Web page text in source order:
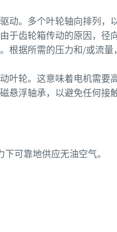
。多个叶轮轴向排列，
于齿轮箱传动的原因，径
根据所需的压力和/或流量
叶轮。这意味着电机需要
悬浮轴承，以避免任何接
可靠地供应无油空气。